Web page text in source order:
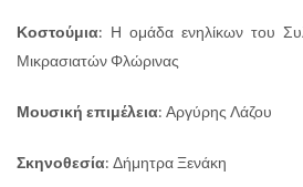
Κοστούμια: Η ομάδα ενηλίκων του
Μικρασιατών Φλώρινας
Μουσική επιμέλεια: Αργύρης Λάζου
Σκηνοθεσία: Δήμητρα Ξενάκη